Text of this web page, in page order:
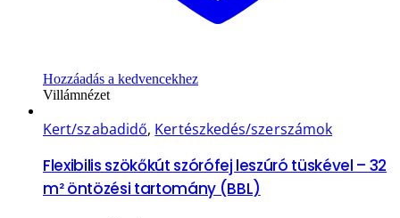
Hozzáadás a kedvencekhez
Villámnézet
Kert/szabadidő, Kertészkedés/szerszámok
Flexibilis szökőkút szórófej leszúró tüskével – 32
m² öntözési tartomány (BBL)